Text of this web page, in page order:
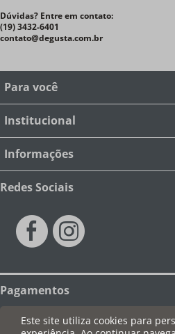
Este site utiliza cookies para
Dúvidas? Entre em contato:
(19) 3432-6401
contato@degusta.com.br
Para você
Institucional
Informações
Redes Sociais
Pagamentos